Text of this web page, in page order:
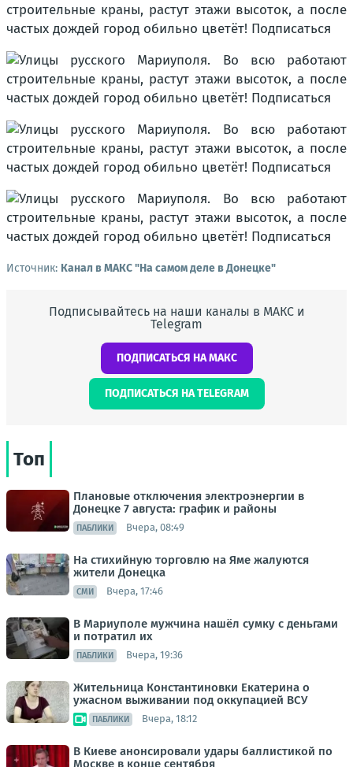
Источник: Канал в МАКС "На самом деле в Донецке"
Подписывайтесь на наши каналы в МАКС и
Telegram
ПОДПИСАТЬСЯ НА МАКС
ПОДПИСАТЬСЯ НА TELEGRAM
Топ
Плановые отключения электроэнергии в
Донецке 7 августа: график и районы
ПАБЛИКИ Вчера, 08:49
На стихийную торговлю на Яме жалуются
жители Донецка
СМИ Вчера, 17:46
В Мариуполе мужчина нашёл сумку с деньгами
и потратил их
ПАБЛИКИ Вчера, 19:36
Жительница Константиновки Екатерина о
ужасном выживании под оккупацией ВСУ
ПАБЛИКИ Вчера, 18:12
В Киеве анонсировали удары баллистикой по
Москве в конце сентября